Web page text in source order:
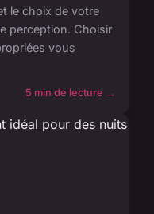
le choix de votre
perception. Choisir
vous
5 min de lecture →